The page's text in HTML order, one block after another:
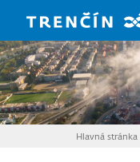
Hlavná stránka